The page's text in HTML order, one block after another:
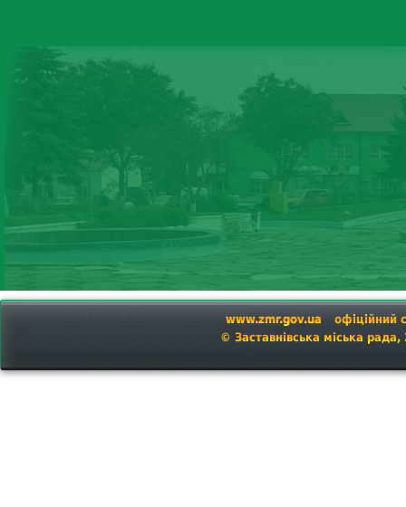
www.zmr.gov.ua
офіційний
© Заставнівська міська рада,